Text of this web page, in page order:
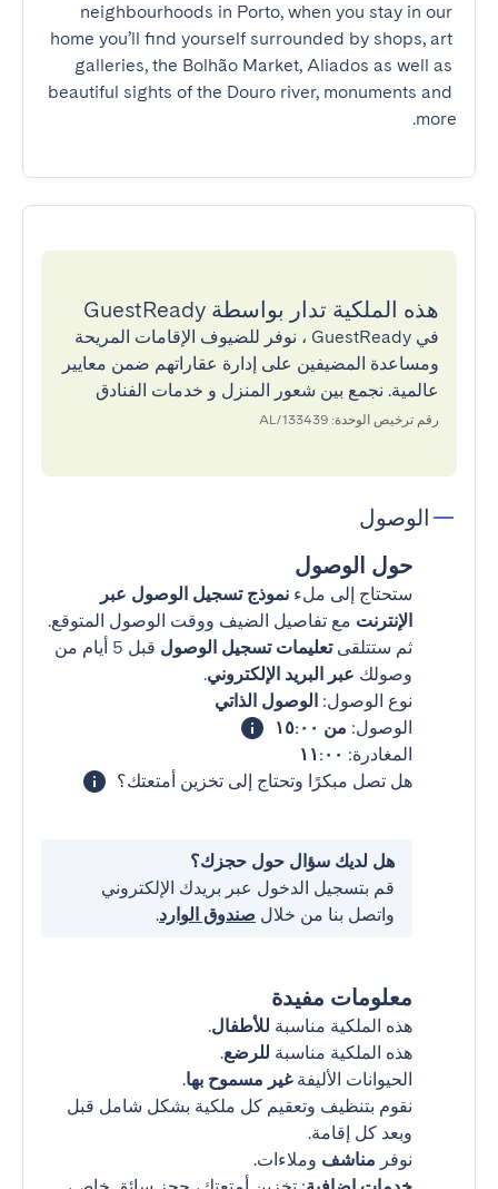
neighbourhoods in Porto, when you stay in our
home you’ll find yourself surrounded by shops, art
galleries, the Bolhão Market, Aliados as well as
beautiful sights of the Douro river, monuments and
more.
هذه الملكية تدار بواسطة GuestReady
في GuestReady ، نوفر للضيوف الإقامات المريحة
ومساعدة المضيفين على إدارة عقاراتهم ضمن معايير
عالمية. نجمع بين شعور المنزل و خدمات الفنادق
رقم ترخيص الوحدة: 133439/AL
الوصول
حول الوصول
ستحتاج إلى ملء نموذج تسجيل الوصول عبر
الإنترنت مع تفاصيل الضيف ووقت الوصول المتوقع.
ثم ستتلقىتعليمات تسجيل الوصول
قبل 5 أيام من
وصولك عبر البريد الإلكتروني.
نوع الوصول: الوصول الذاتي
الوصول: من ١٥:٠٠
المغادرة: ١١:٠٠
هل تصل مبكرًا وتحتاج إلى تخزين أمتعتك؟
هل لديك سؤال حول حجزك؟
قم بتسجيل الدخول عبر بريدك الإلكتروني
واتصل بنا من خلال صندوق الوارد.
معلومات مفيدة
هذه الملكية مناسبة للأطفال.
هذه الملكية مناسبة للرضع.
الحيوانات الأليفةغير مسموح بها.
نقوم بتنظيف وتعقيم كل ملكية بشكل شامل قبل
وبعد كل إقامة.
نوفر مناشف وملاءات.